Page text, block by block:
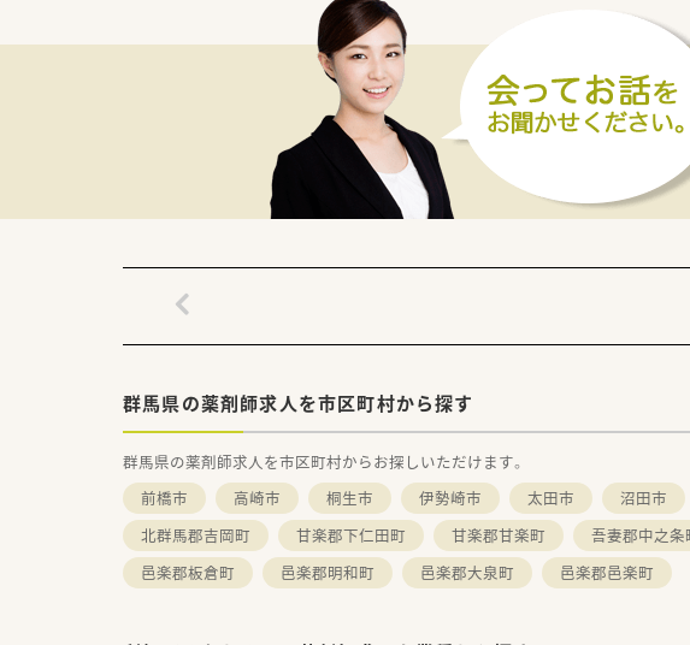
【職場環境と雰囲気】
■住宅街の中に位置する落ち着いた雰囲気の店
■プラチナくるみん認定企業として子育てへの
■未経験の方やブランクがある方に対しても充実
【法人特徴について】
■全国43都道府県に幅広く店舗を展開している
■子育て支援企業としてプラチナくるみん認定
■退職金代わりの確定拠出年金や長期所得保障保
群馬県の薬剤師求人を市区町村から探す
群馬県の薬剤師求人を市区町村からお探しいただけます。
前橋市
高崎市 桐生市 伊勢崎市 太田市 沼田市
北群馬郡吉岡町
甘楽郡下仁田町 甘楽郡甘楽町 吾妻郡中之条
邑楽郡板倉町
邑楽郡明和町 邑楽郡大泉町 邑楽郡邑楽町